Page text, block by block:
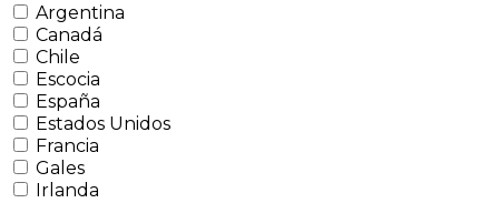
Argentina
Canadá
Chile
Escocia
España
Estados Unidos
Francia
Gales
Irlanda